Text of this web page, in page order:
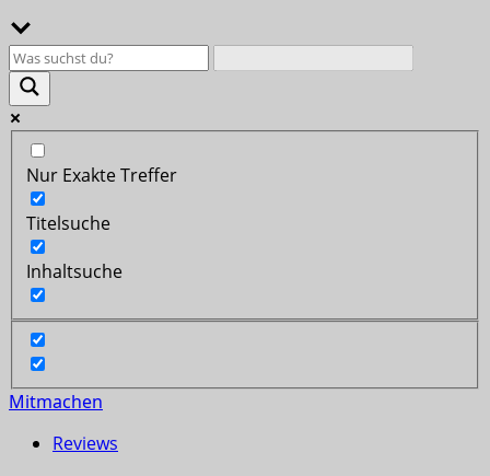
Nur Exakte Treffer
Titelsuche
Inhaltsuche
Mitmachen
Reviews